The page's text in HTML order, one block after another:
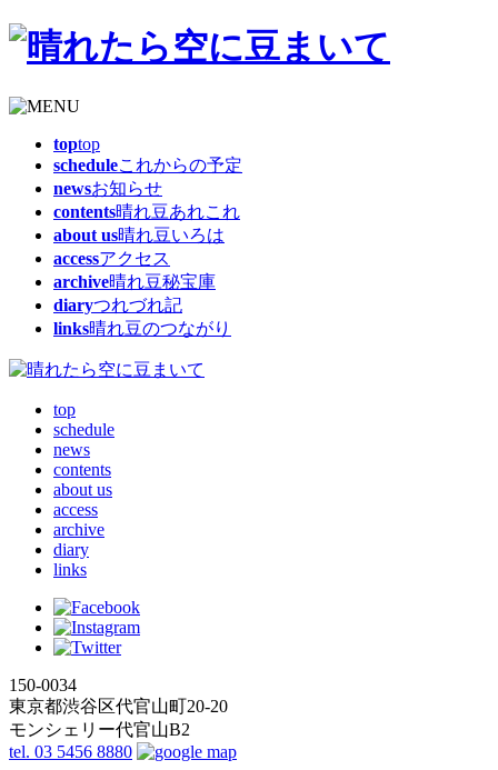
toptop
scheduleこれからの予定
newsお知らせ
contents晴れ豆あれこれ
about us晴れ豆いろは
accessアクセス
archive晴れ豆秘宝庫
diaryつれづれ記
links晴れ豆のつながり
top
schedule
news
contents
about us
access
archive
diary
links
150-0034
東京都渋谷区代官山町20-20
モンシェリー代官山B2
tel. 03 5456 8880